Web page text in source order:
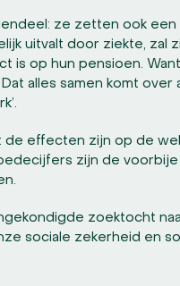
ze zetten ook
uitvalt door ziekte, zal
is op hun pensioen.
alles samen komt
effecten zijn op de
zijn de
zoektocht
sociale zekerheid en